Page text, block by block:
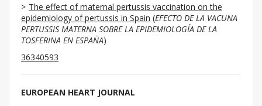
The effect of maternal pertussis vaccination on the
epidemiology of pertussis in Spain (EFECTO DE LA VACUNA
PERTUSSIS MATERNA SOBRE LA EPIDEMIOLOGÍA DE LA
TOSFERINA EN ESPAÑA)
36340593
EUROPEAN HEART JOURNAL